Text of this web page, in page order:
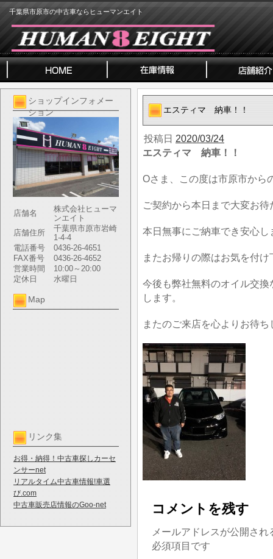
千葉県市原市の中古車ならヒューマンエイト
ショップインフォメー
ション
店舗名
株式会社ヒューマ
ンエイト
店舗住所
千葉県市原市岩崎
1-4-4
電話番号
0436-26-4651
FAX番号
0436-26-4652
営業時間
10:00～20:00
定休日
水曜日
Map
リンク集
お得・納得！中古車探しカーセ
ンサーnet
リアルタイム中古車情報!車選
び.com
中古車販売店情報のGoo-net
エスティマ 納車！！
投稿日 2020/03/24
エスティマ 納車！！
Oさま、この度は市原市から
ご契約から本日まで大変お
本日無事にご納車でき安心し
またお帰りの際はお気を付け
今後も弊社無料のオイル交
します。
またのご来店を心よりお待
コメントを残す
メールアドレスが公開さ
必須項目です